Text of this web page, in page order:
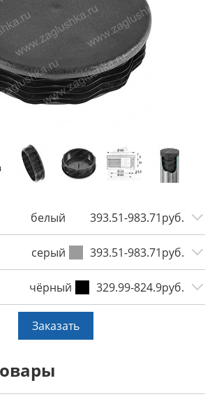
белый 393.51-983.71руб.
серый 393.51-983.71руб.
чёрный 329.99-824.9руб.
Заказать